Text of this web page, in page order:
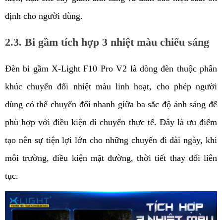
định cho người dùng.
2.3. Bi gầm tích hợp 3 nhiệt màu chiếu sáng
Đèn bi gầm X-Light F10 Pro V2 là dòng đèn thuộc phân
khúc chuyển đổi nhiệt màu linh hoạt, cho phép người
dùng có thể chuyển đổi nhanh giữa ba sắc độ ánh sáng để
phù hợp với điều kiện di chuyển thực tế. Đây là ưu điểm
tạo nên sự tiện lợi lớn cho những chuyến đi dài ngày, khi
môi trường, điều kiện mặt đường, thời tiết thay đổi liên
tục.